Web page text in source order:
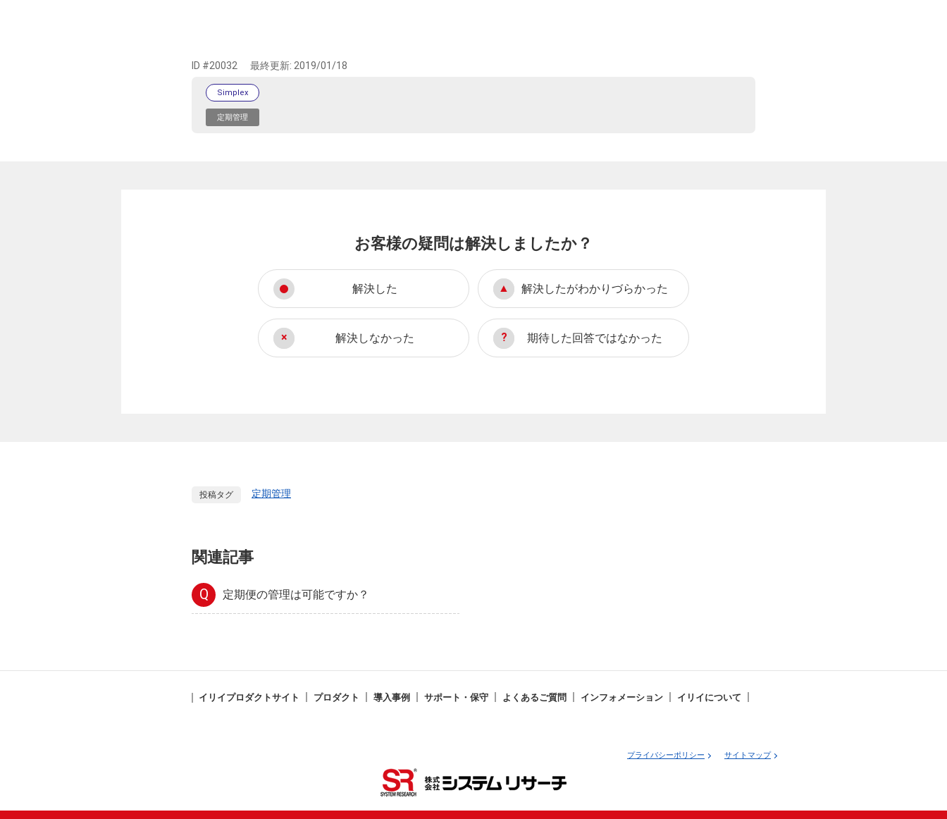
ID #20032 最終更新: 2019/01/18
Simplex
定期管理
お客様の疑問は解決しましたか？
解決した 解決したがわかりづらかった
解決しなかった 期待した回答ではなかった
投稿タグ 定期管理
関連記事
Q 定期便の管理は可能ですか？
イリイプロダクトサイト プロダクト 導入事例 サポート・保守 よくあるご質問 インフォメーション イリイについて
プライバシーポリシー サイトマップ